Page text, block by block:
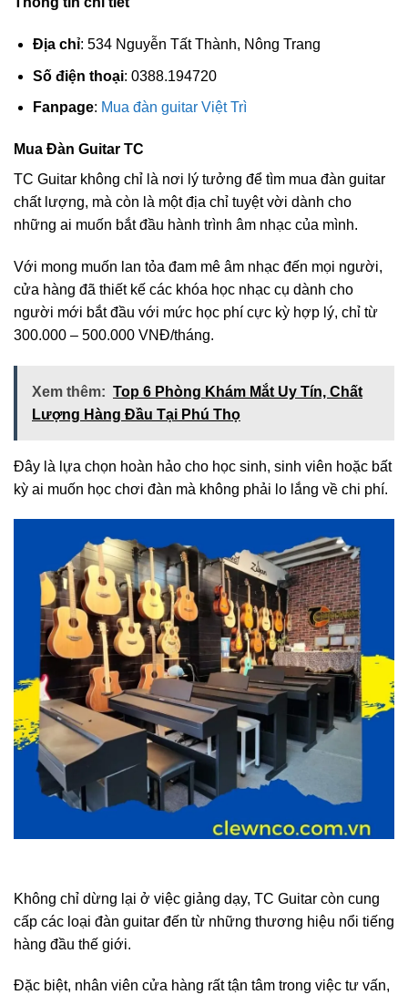
Địa chỉ: 534 Nguyễn Tất Thành, Nông Trang
Số điện thoại: 0388.194720
Fanpage: Mua đàn guitar Việt Trì
Mua Đàn Guitar TC
TC Guitar không chỉ là nơi lý tưởng để tìm mua đàn guitar
chất lượng, mà còn là một địa chỉ tuyệt vời dành cho
những ai muốn bắt đầu hành trình âm nhạc của mình.
Với mong muốn lan tỏa đam mê âm nhạc đến mọi người,
cửa hàng đã thiết kế các khóa học nhạc cụ dành cho
người mới bắt đầu với mức học phí cực kỳ hợp lý, chỉ từ
300.000 – 500.000 VNĐ/tháng.
Xem thêm: Top 6 Phòng Khám Mắt Uy Tín, Chất
Lượng Hàng Đầu Tại Phú Thọ
Đây là lựa chọn hoàn hảo cho học sinh, sinh viên hoặc bất
kỳ ai muốn học chơi đàn mà không phải lo lắng về chi phí.
Không chỉ dừng lại ở việc giảng dạy, TC Guitar còn cung
cấp các loại đàn guitar đến từ những thương hiệu nổi tiếng
hàng đầu thế giới.
Đặc biệt, nhân viên cửa hàng rất tận tâm trong việc tư vấn,